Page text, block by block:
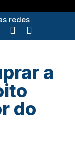
redes
a
do